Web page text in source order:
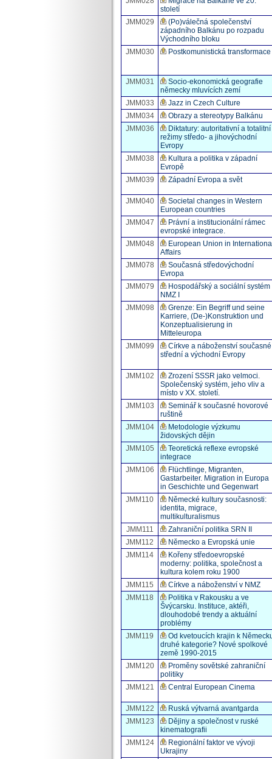
století
JMM029
(Po)válečná společenství
západního Balkánu po rozpadu
Východního bloku
JMM030
Postkomunistická transformace
JMM031
Socio-ekonomická geografie
německy mluvících zemí
JMM033
Jazz in Czech Culture
JMM034
Obrazy a stereotypy Balkánu
JMM036
Diktatury: autoritativní a totalitní
režimy středo- a jihovýchodní
Evropy
JMM038
Kultura a politika v západní
Evropě
JMM039
Západní Evropa a svět
JMM040
Societal changes in Western
European countries
JMM047
Právní a institucionální rámec
evropské integrace.
JMM048
European Union in
Affairs
JMM078
Současná středovýchodní
Evropa
JMM079
Hospodářský a sociální systém
NMZ I
JMM098
Grenze: Ein Begriff und seine
Karriere, (De-)Konstruktion und
Konzeptualisierung in
Mitteleuropa
JMM099
Církve a náboženství současné
střední a východní Evropy
JMM102
Zrození SSSR jako velmoci.
Společenský systém, jeho vliv a
místo v XX. století.
JMM103
Seminář k současné hovorové
ruštině
JMM104
Metodologie výzkumu
židovských dějin
JMM105
Teoretická reflexe evropské
integrace
JMM106
Flüchtlinge, Migranten,
Gastarbeiter. Migration in Europa
in Geschichte und Gegenwart
JMM110
Německé kultury současnosti:
identita, migrace,
multikulturalismus
JMM111
Zahraniční politika SRN II
JMM112
Německo a Evropská unie
JMM114
Kořeny středoevropské
moderny: politika, společnost a
kultura kolem roku 1900
JMM115
Církve a náboženství v NMZ
JMM118
Politika v Rakousku a ve
Švýcarsku. Instituce, aktéři,
dlouhodobé trendy a aktuální
problémy
JMM119
Od kvetoucích krajin k
druhé kategorie? Nové spolkové
země 1990-2015
JMM120
Proměny sovětské zahraniční
politiky
JMM121
Central European Cinema
JMM122
Ruská výtvarná avantgarda
JMM123
Dějiny a společnost v ruské
kinematografii
JMM124
Regionální faktor ve vývoji
Ukrajiny